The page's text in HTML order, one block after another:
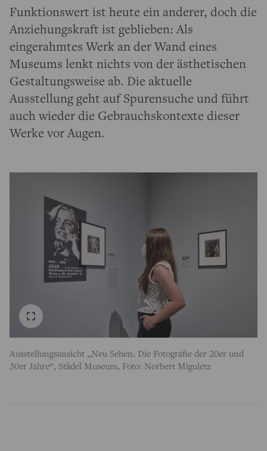
Funktionswert ist heute ein anderer, doch die
Anziehungskraft ist geblieben: Als
eingerahmtes Werk an der Wand eines
Museums lenkt nichts von der ästhetischen
Gestaltungsweise ab. Die aktuelle
Ausstellung geht auf Spurensuche und führt
auch wieder die Gebrauchskontexte dieser
Werke vor Augen.
Ausstellungsansicht „Neu Sehen. Die Fotografie der 20er und
30er Jahre“, Städel Museum, Foto: Norbert Miguletz